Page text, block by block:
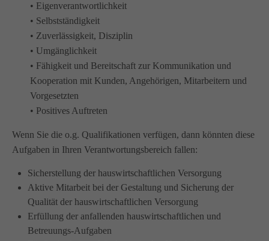
Register
Über uns
Wir haben uns als ambulanter Pflegedienst auf
Wohngemeinschaften für Senioren spezialisiert. Mit der
Spezialisierung im Bereich Demenz erleben wir immer wieder
das wirGUTEStun.
Wir sagen
DANKE für Ihr Feedback!
Kontakt
Amicus Pflege GmbH & Co KG
Lipper Weg 11a
• Eigenverantwortlichkeit
• Selbstständigkeit
• Zuverlässigkeit, Disziplin
• Umgänglichkeit
• Fähigkeit und Bereitschaft zur Kommunikation und
Kooperation mit Kunden, Angehörigen, Mitarbeitern und
Vorgesetzten
• Positives Auftreten
Wenn Sie die o.g. Qualifikationen verfügen, dann könnten diese
Aufgaben in Ihren Verantwortungsbereich fallen:
Sicherstellung der hauswirtschaftlichen Versorgung
Aktive Mitarbeit bei der Gestaltung und Sicherung der
Qualität der hauswirtschaftlichen Versorgung
Erfüllung der anfallenden hauswirtschaftlichen und
Betreuungs-Aufgaben